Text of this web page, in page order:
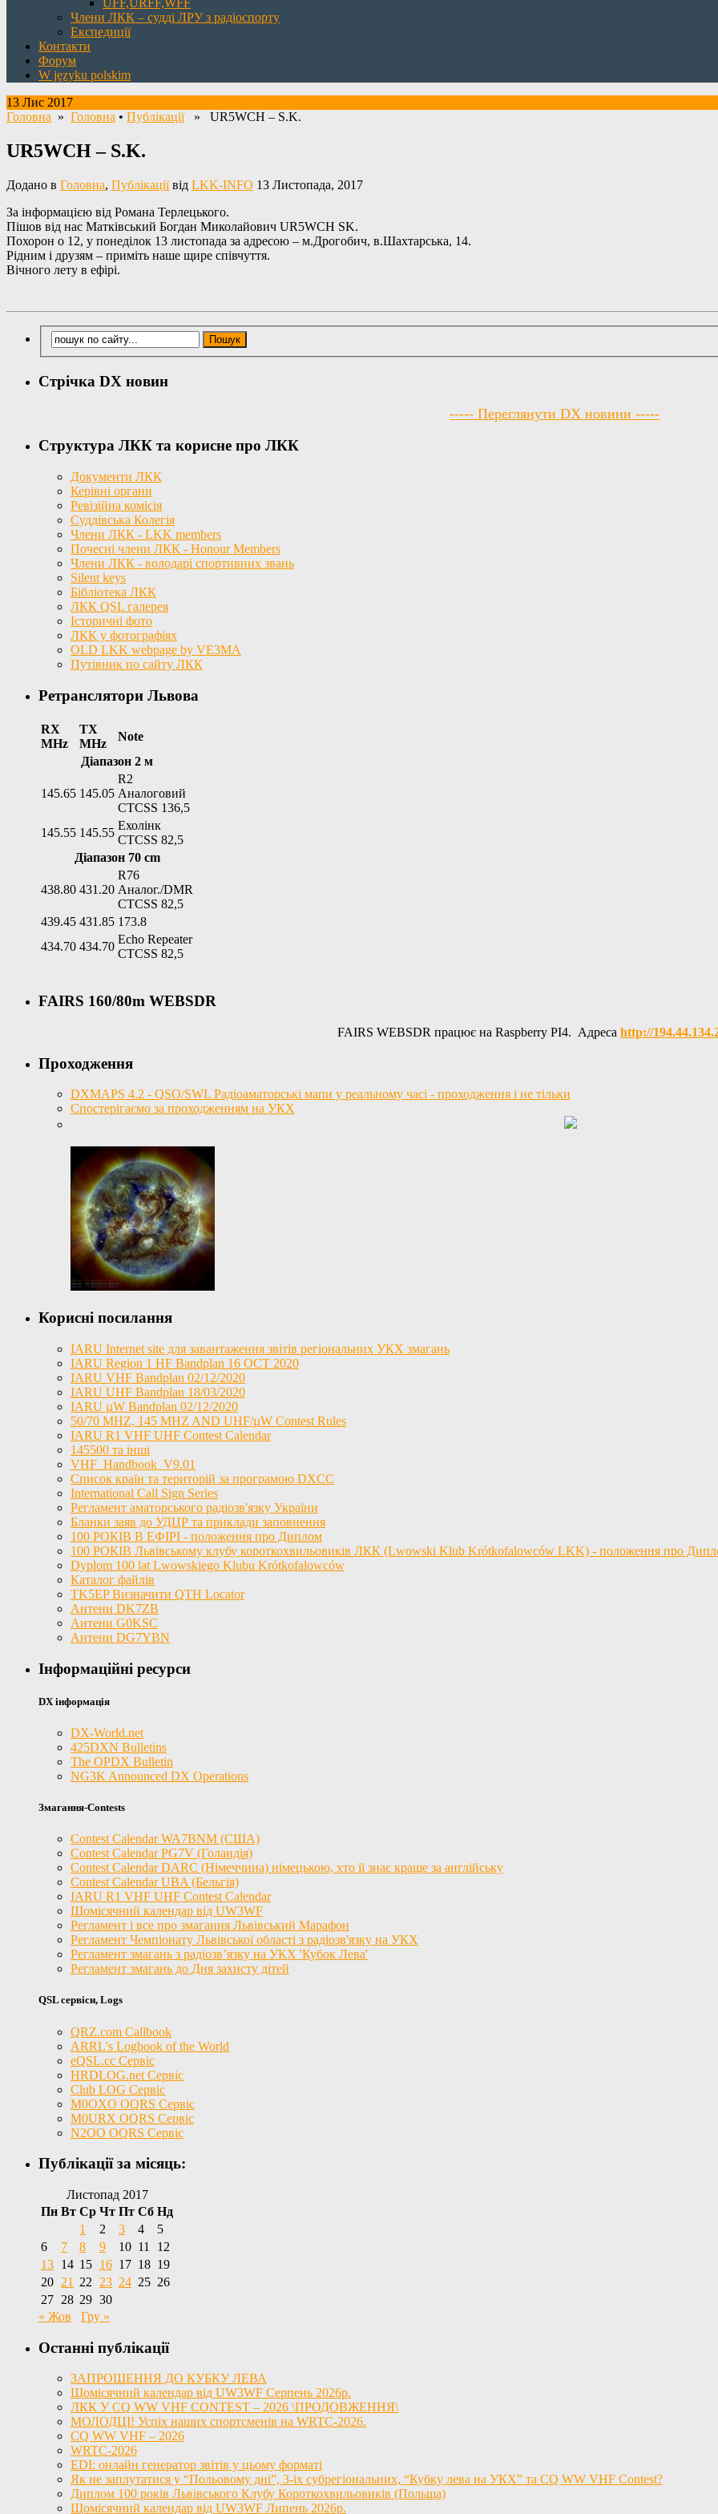
Члени ЛКК – судді ЛРУ з радіоспорту
Експедиції
Контакти
Форум
W języku polskim
13 Лис 2017
Головна » Головна • Публікації» UR5WCH – S.K.
UR5WCH – S.K.
Додано в Головна, Публікаціївід LKK-INFO 13 Листопада, 2017
За інформацією від Романа Терлецького.
Пішов від нас Матківський Богдан Миколайович UR5WCH SK.
Похорон о 12, у понеділок 13 листопада за адресою – м.Дрогобич, в.Шахтарська, 14.
Рідним і друзям – приміть наше щире співчуття.
Вічного лету в ефірі.
Стрічка DX новин
----- Переглянути DX новини -----
Структура ЛКК та корисне про ЛКК
Документи ЛКК
Керівні органи
Ревізійна комісія
Суддівська Колегія
Члени ЛКК - LKK members
Почесні члени ЛКК - Honour Members
Члени ЛКК - володарі спортивних звань
Silent keys
Бібліотека ЛКК
ЛКК QSL галерея
Історичні фото
ЛКК у фотографіях
OLD LKK webpage by VE3MA
Путівник по сайту ЛКК
Ретранслятори Львова
RX
MHz
TX
MHz
Note
Діапазон 2 м
145.65 145.05
R2
Аналоговий
CTCSS 136,5
145.55 145.55
Ехолінк
CTCSS 82,5
Діапазон 70 cm
438.80 431.20
R76
Аналог./DMR
CTCSS 82,5
439.45 431.85 173.8
434.70 434.70
Echo Repeater
CTCSS 82,5
FAIRS 160/80m WEBSDR
FAIRS WEBSDR працює на Raspberry PI4. Адреса http://
Проходження
DXMAPS 4.2 - QSO/SWL Радіоаматорські мапи у реальному часі - проходження і не тільки
Спостерігаємо за проходженням на УКХ
Корисні посилання
IARU Internet site для завантаження звітів регіональних УКХ змагань
IARU Region 1 HF Bandplan 16 OCT 2020
IARU VHF Bandplan 02/12/2020
IARU UHF Bandplan 18/03/2020
IARU µW Bandplan 02/12/2020
50/70 MHZ, 145 MHZ AND UHF/µW Contest Rules
IARU R1 VHF UHF Contest Calendar
145500 та інші
VHF_Handbook_V9.01
Список країн та територій за програмою DXCC
International Call Sign Series
Регламент аматорського радіозв'язку України
Бланки заяв до УДЦР та приклади заповнення
100 РОКІВ В ЕФІРІ - положення про Диплом
100 РОКІВ Львівському клубу короткохвильовиків ЛКК (Lwowski Klub Krótkofalowców LKK) - положення про
Dyplom 100 lat Lwowskiego Klubu Krótkofalowców
Каталог файлів
TK5EP Визначити QTH Locator
Антени DK7ZB
Антени G0KSC
Антени DG7YBN
Інформаційні ресурси
DX інформація
DX-World.net
425DXN Bulletins
The OPDX Bulletin
NG3K Announced DX Operations
Змагання-Contests
Contest Calendar WA7BNM (США)
Contest Calendar PG7V (Голандія)
Contest Calendar DARC (Німеччина) німецькою, хто її знає краще за англійську
Contest Calendar UBA (Бельгія)
IARU R1 VHF UHF Contest Calendar
Щомісячний календар від UW3WF
Регламент і все про змагання Львівський Марафон
Регламент Чемпіонату Львівської області з радіозв'язку на УКХ
Регламент змагань з радіозв’язку на УКХ 'Кубок Лева'
Регламент змагань до Дня захисту дітей
QSL сервіси, Logs
QRZ.com Callbook
ARRL's Logbook of the World
eQSL.cc Сервіс
HRDLOG.net Сервіс
Club LOG Сервіс
M0OXO OQRS Сервіс
M0URX OQRS Сервіс
N2OO OQRS Сервіс
Публікації за місяць:
Листопад 2017
Пн Вт Ср Чт Пт Сб Нд
1
2 3 4
5
6
7 8 9 10 11
12
13 14 15 16 17 18 19
20 21 22 23 24 25 26
27 28 29 30
« Жов
Гру »
Останні публікації
ЗАПРОШЕННЯ ДО КУБКУ ЛЕВА
Щомісячний календар від UW3WF Серпень 2026р.
ЛКК У CQ WW VHF CONTEST – 2026 \ПРОДОВЖЕННЯ\
МОЛОДЦІ! Успіх наших спортсменів на WRTC-2026.
CQ WW VHF – 2026
WRTC-2026
EDI: онлайн генератор звітів у цьому форматі
Як не заплутатися у “Польовому дні”, 3-іх субрегіональних, “Кубку лева на УКХ” та CQ WW VHF Contest?
Диплом 100 років Львівського Клубу Короткохвильовиків (Польща)
Щомісячний календар від UW3WF Липень 2026р.